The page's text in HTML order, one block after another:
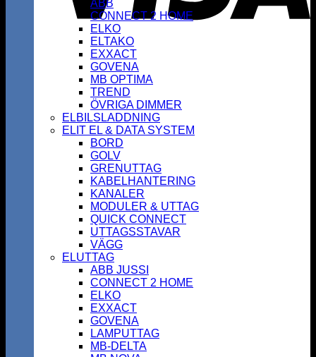
ABB
CONNECT 2 HOME
ELKO
ELTAKO
EXXACT
GOVENA
MB OPTIMA
TREND
ÖVRIGA DIMMER
ELBILSLADDNING
ELIT EL & DATA SYSTEM
BORD
GOLV
GRENUTTAG
KABELHANTERING
KANALER
MODULER & UTTAG
QUICK CONNECT
UTTAGSSTAVAR
VÄGG
ELUTTAG
ABB JUSSI
CONNECT 2 HOME
ELKO
EXXACT
GOVENA
LAMPUTTAG
MB-DELTA